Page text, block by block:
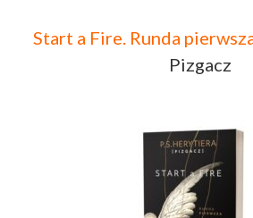
Start a Fire. Runda
Pizgacz